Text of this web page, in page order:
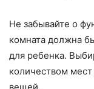
Не забывайте о
комната должна
для ребенка.
количеством